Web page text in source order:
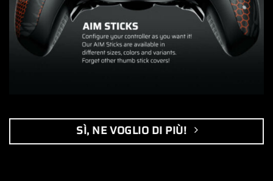
SÌ, NE VOGLIO DI PIÙ!